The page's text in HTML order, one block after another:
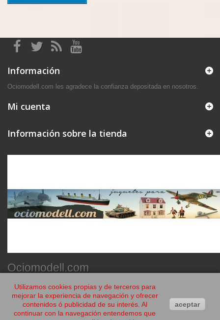
Información
Ociomodell.com les agradece la confianza depositada en nosotros.
Mi cuenta
Información sobre la tienda
Ociomodell.com
Utilizamos cookies propias y de terceros para
mejorar la experiencia de navegación y ofrecer
contenidos ó publicidad de su interés. Al
continuar con la navegación entendemos que
aceptar